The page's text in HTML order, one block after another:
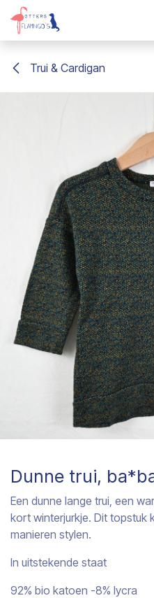
Overslaan naar inhoud
Trui & Cardigan
Dunne trui,
Een dunne lange trui, een
kort winterjurkje. Dit topstuk
manieren stylen.
In uitstekende staat
92% bio katoen -8% lycra